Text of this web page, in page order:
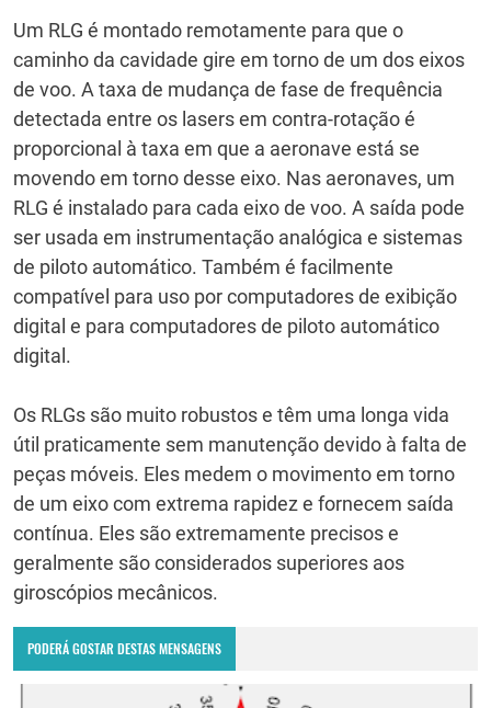
Um RLG é montado remotamente para que o
caminho da cavidade gire em torno de um dos eixos
de voo. A taxa de mudança de fase de frequência
detectada entre os lasers em contra-rotação é
proporcional à taxa em que a aeronave está se
movendo em torno desse eixo. Nas aeronaves, um
RLG é instalado para cada eixo de voo. A saída pode
ser usada em instrumentação analógica e sistemas
de piloto automático. Também é facilmente
compatível para uso por computadores de exibição
digital e para computadores de piloto automático
digital.
Os RLGs são muito robustos e têm uma longa vida
útil praticamente sem manutenção devido à falta de
peças móveis. Eles medem o movimento em torno
de um eixo com extrema rapidez e fornecem saída
contínua. Eles são extremamente precisos e
geralmente são considerados superiores aos
giroscópios mecânicos.
PODERÁ GOSTAR DESTAS MENSAGENS